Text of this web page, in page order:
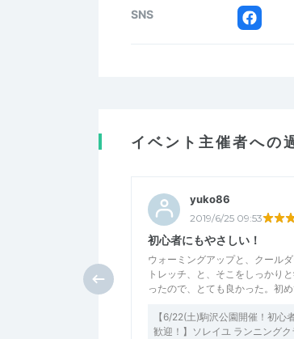
SNS
イベント主催者への
yuko86
2019/6/25 09:53
初心者にもやさしい！
ウォーミングアップと、クール
トレッチ、と、そこをしっかり
ったので、とても良かった。初
【6/22(土)駒沢公園開催！初心
歓迎！】ソレイユ ランニング